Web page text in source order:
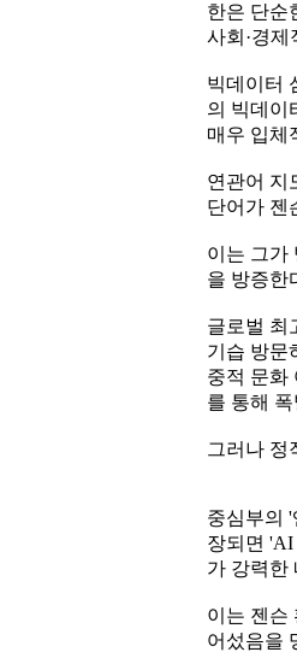
한은 단순
사회·경
빅데이터
의 빅데이
매우 입체
연관어 지
단어가 젠
이는 그가
을 방증한
글로벌 최
기습 방문
중적 문화
를 통해
그러나 정
중심부의
장되면 'AI
가 강력한
이는 젠슨
어섰음을